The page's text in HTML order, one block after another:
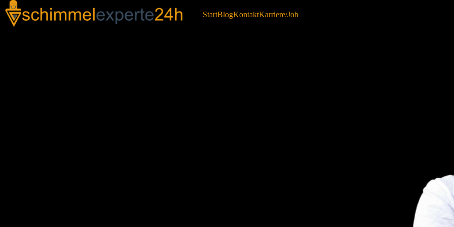
StartBlogKontaktKarriere/Job